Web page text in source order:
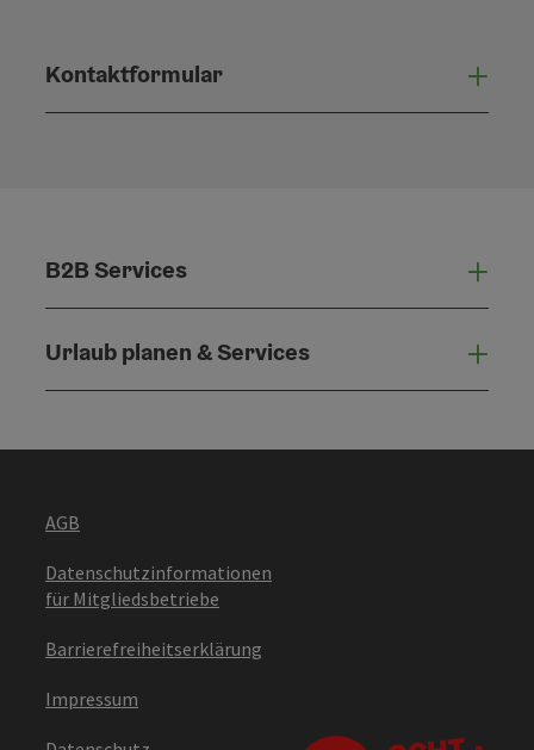
Kontaktformular
B2B Services
Urlaub planen & Services
AGB
Datenschutzinformationen
für Mitgliedsbetriebe
Barrierefreiheitserklärung
Impressum